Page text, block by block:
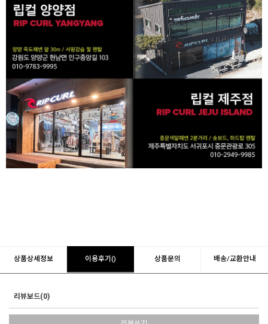
상품상세정보 이용후기() 상품문의 배송/교환안내
리뷰보드(0)